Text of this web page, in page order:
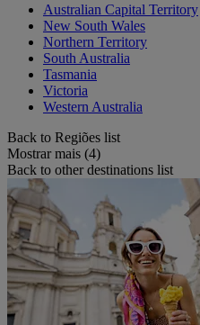
Australian Capital Territory
New South Wales
Northern Territory
South Australia
Tasmania
Victoria
Western Australia
Back to Regiões list
Mostrar mais (4)
Back to other destinations list